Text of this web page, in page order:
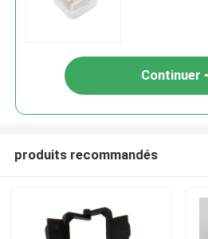
Continuer
produits recommandés